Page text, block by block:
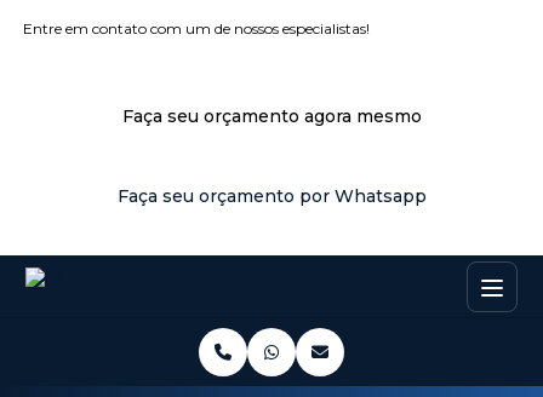
Entre em contato com um de nossos especialistas!
Faça seu orçamento agora mesmo
Faça seu orçamento por Whatsapp